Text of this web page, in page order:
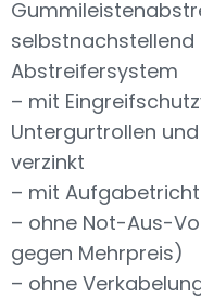
Abstreifersystem
– mit
Untergurtrollen
verzinkt
– mit
– ohne Not-Aus-
gegen Mehrpreis)
– ohne